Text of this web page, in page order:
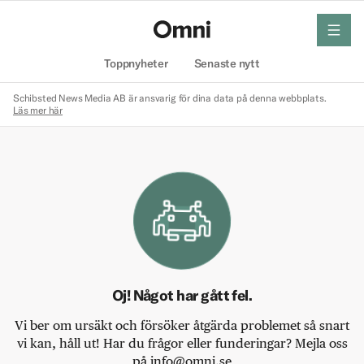
Toppnyheter Senaste nytt
meny
Schibsted News Media AB är ansvarig för dina data på denna webbplats.
Läs mer här
Oj! Något har gått fel.
Vi ber om ursäkt och försöker åtgärda problemet så snart
vi kan, håll ut! Har du frågor eller funderingar? Mejla oss